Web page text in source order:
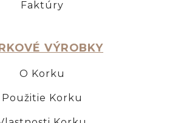
Faktúry
VÝROBKY
O Korku
Použitie Korku